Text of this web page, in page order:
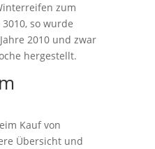
zum
so wurde
2010 und zwar
hergestellt.
Kauf von
Übersicht und